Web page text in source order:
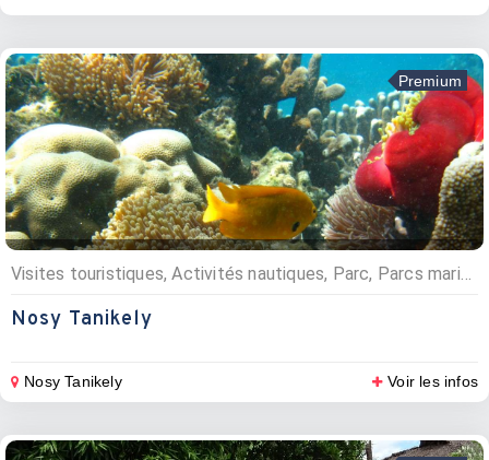
Premium
Visites touristiques, Activités nautiques, Parc, Parcs marins
Nosy Tanikely
Nosy Tanikely Voir les infos